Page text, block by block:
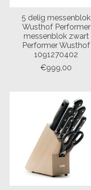
5 delig messenblok
Wusthof Performer
messenblok zwart
Performer Wusthof
1091270402
€999,00